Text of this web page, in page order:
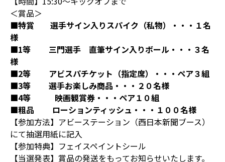
＜賞品＞
■特賞 選手サイン入りスパイク（私物）・・・１名
様
■1等 三門選手 直筆サイン入りボール・・・３名
様
■2等 アビスパチケット（指定席）・・・ペア３組
■3等 選手お楽しみ商品・・・２０名様
■4等 映画観賞券・・・ペア１０組
■粗品 ローションティッシュ・・・１００名様
【参加方法】アビーステーション（西日本新聞ブース）
にて抽選用紙に記入
【参加特典】フェイスペイントシール
【当選発表】賞品の発送をもってお知らせいたします。